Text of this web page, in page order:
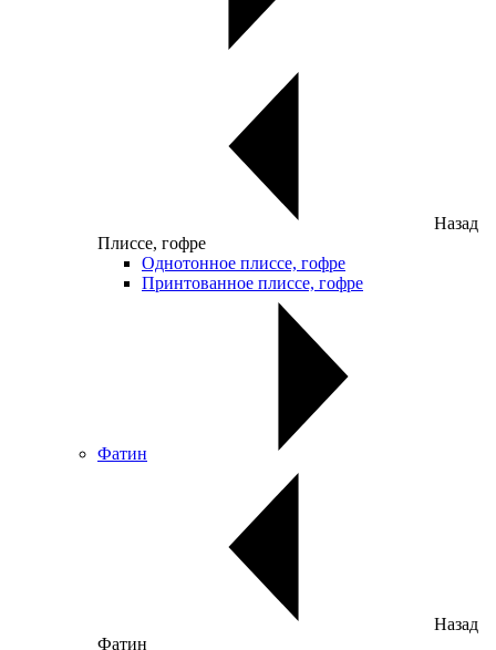
Назад
Плиссе, гофре
Однотонное плиссе, гофре
Принтованное плиссе, гофре
Фатин
Назад
Фатин